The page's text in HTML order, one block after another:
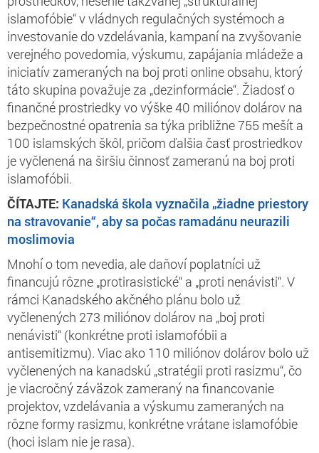
islamofóbie“ v vládnych regulačných systémoch a
investovanie do vzdelávania, kampaní na zvyšovanie
verejného povedomia, výskumu, zapájania mládeže a
iniciatív zameraných na boj proti online obsahu, ktorý
táto skupina považuje za „dezinformácie“. Žiadosť o
finančné prostriedky vo výške 40 miliónov dolárov na
bezpečnostné opatrenia sa týka približne 755 mešít a
100 islamských škôl, pričom ďalšia časť prostriedkov
je vyčlenená na širšiu činnosť zameranú na boj proti
islamofóbii.
ČÍTAJTE: Kanadská škola vyznačila „žiadne priestory
na stravovanie“, aby sa počas ramadánu neurazili
moslimovia
Mnohí o tom nevedia, ale daňoví poplatníci už
financujú rôzne „protirasistické“ a „proti nenávisti“. V
rámci Kanadského akčného plánu bolo už
vyčlenených 273 miliónov dolárov na „boj proti
nenávisti“ (konkrétne proti islamofóbii a
antisemitizmu). Viac ako 110 miliónov dolárov bolo už
vyčlenených na kanadskú „stratégii proti rasizmu“, čo
je viacročný záväzok zameraný na financovanie
projektov, vzdelávania a výskumu zameraných na
rôzne formy rasizmu, konkrétne vrátane islamofóbie
(hoci islam nie je rasa).